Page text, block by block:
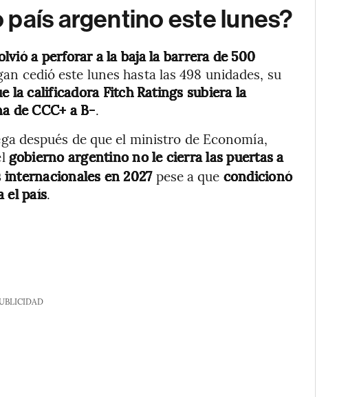
argentino este lunes?
a perforar a la baja la barrera de 500
cedió este lunes hasta las 498 unidades, su
la calificadora Fitch Ratings subiera la
de CCC+ a B-.
después de que el ministro de Economía,
gobierno argentino no le cierra las puertas a
en 2027pese a que condicionó
el país.